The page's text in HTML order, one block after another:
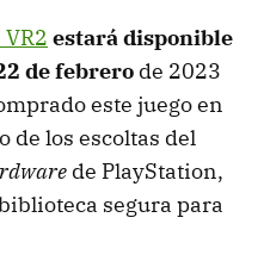
VR2 estará disponible
de febrero de 2023
este juego en
de los escoltas del
de PlayStation,
segura para